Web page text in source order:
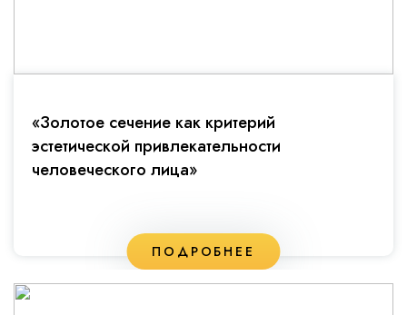
«Золотое сечение как критерий
эстетической привлекательности
человеческого лица»
ПОДРОБНЕЕ